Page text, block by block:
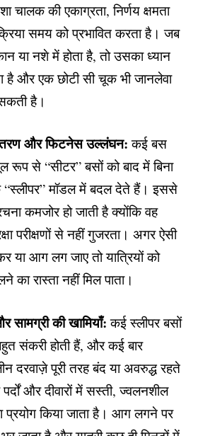
चालक की एकाग्रता, निर्णय क्षमता
समय को प्रभावित करता है। जब
या नशे में होता है, तो उसका ध्यान
है और एक छोटी सी चूक भी जानलेवा
है।
और फिटनेस उल्लंघन:कई बस
रूप से “सीटर” बसों को बाद में बिना
मॉडल में बदल देते हैं। इससे
कमजोर हो जाती है क्योंकि वह
परीक्षणों से नहीं गुजरता। अगर ऐसी
या आग लग जाए तो यात्रियों को
का रास्ता नहीं मिल पाता।
सामग्री की खामियाँ:कई स्लीपर बसों
संकरी होती हैं, और कई बार
दरवाज़े पूरी तरह बंद या अवरुद्ध रहते
और दीवारों में सस्ती, ज्वलनशील
प्रयोग किया जाता है। आग लगने पर